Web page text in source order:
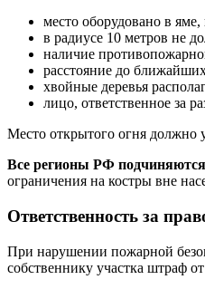
место оборудовано в
в радиусе 10 метров не
наличие
расстояние до
хвойные деревья
лицо, ответственное за
Место открытого огня должно
Все регионы РФ подчиняются
ограничения на костры вне
Ответственность за
При нарушении пожарной
собственнику участка штраф